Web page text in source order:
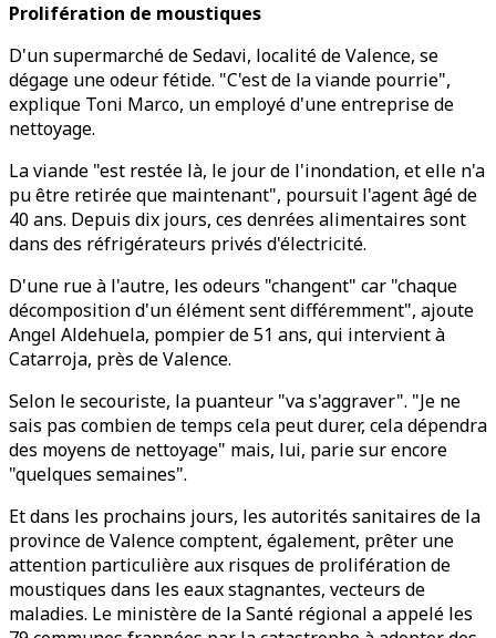
Prolifération de moustiques
D'un supermarché de Sedavi, localité de Valence, se
dégage une odeur fétide. "C'est de la viande pourrie",
explique Toni Marco, un employé d'une entreprise de
nettoyage.
La viande "est restée là, le jour de l'inondation, et elle n'a
pu être retirée que maintenant", poursuit l'agent âgé de
40 ans. Depuis dix jours, ces denrées alimentaires sont
dans des réfrigérateurs privés d'électricité.
D'une rue à l'autre, les odeurs "changent" car "chaque
décomposition d'un élément sent différemment", ajoute
Angel Aldehuela, pompier de 51 ans, qui intervient à
Catarroja, près de Valence.
Selon le secouriste, la puanteur "va s'aggraver". "Je ne
sais pas combien de temps cela peut durer, cela dépendra
des moyens de nettoyage" mais, lui, parie sur encore
"quelques semaines".
Et dans les prochains jours, les autorités sanitaires de la
province de Valence comptent, également, prêter une
attention particulière aux risques de prolifération de
moustiques dans les eaux stagnantes, vecteurs de
maladies. Le ministère de la Santé régional a appelé les